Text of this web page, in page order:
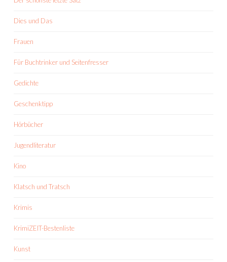
Dies und Das
Frauen
Für Buchtrinker und Seitenfresser
Gedichte
Geschenktipp
Hörbücher
Jugendliteratur
Kino
Klatsch und Tratsch
Krimis
KrimiZEIT-Bestenliste
Kunst